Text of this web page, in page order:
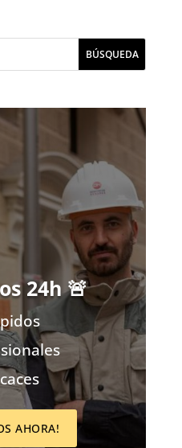
24h 🚨
AHORA!